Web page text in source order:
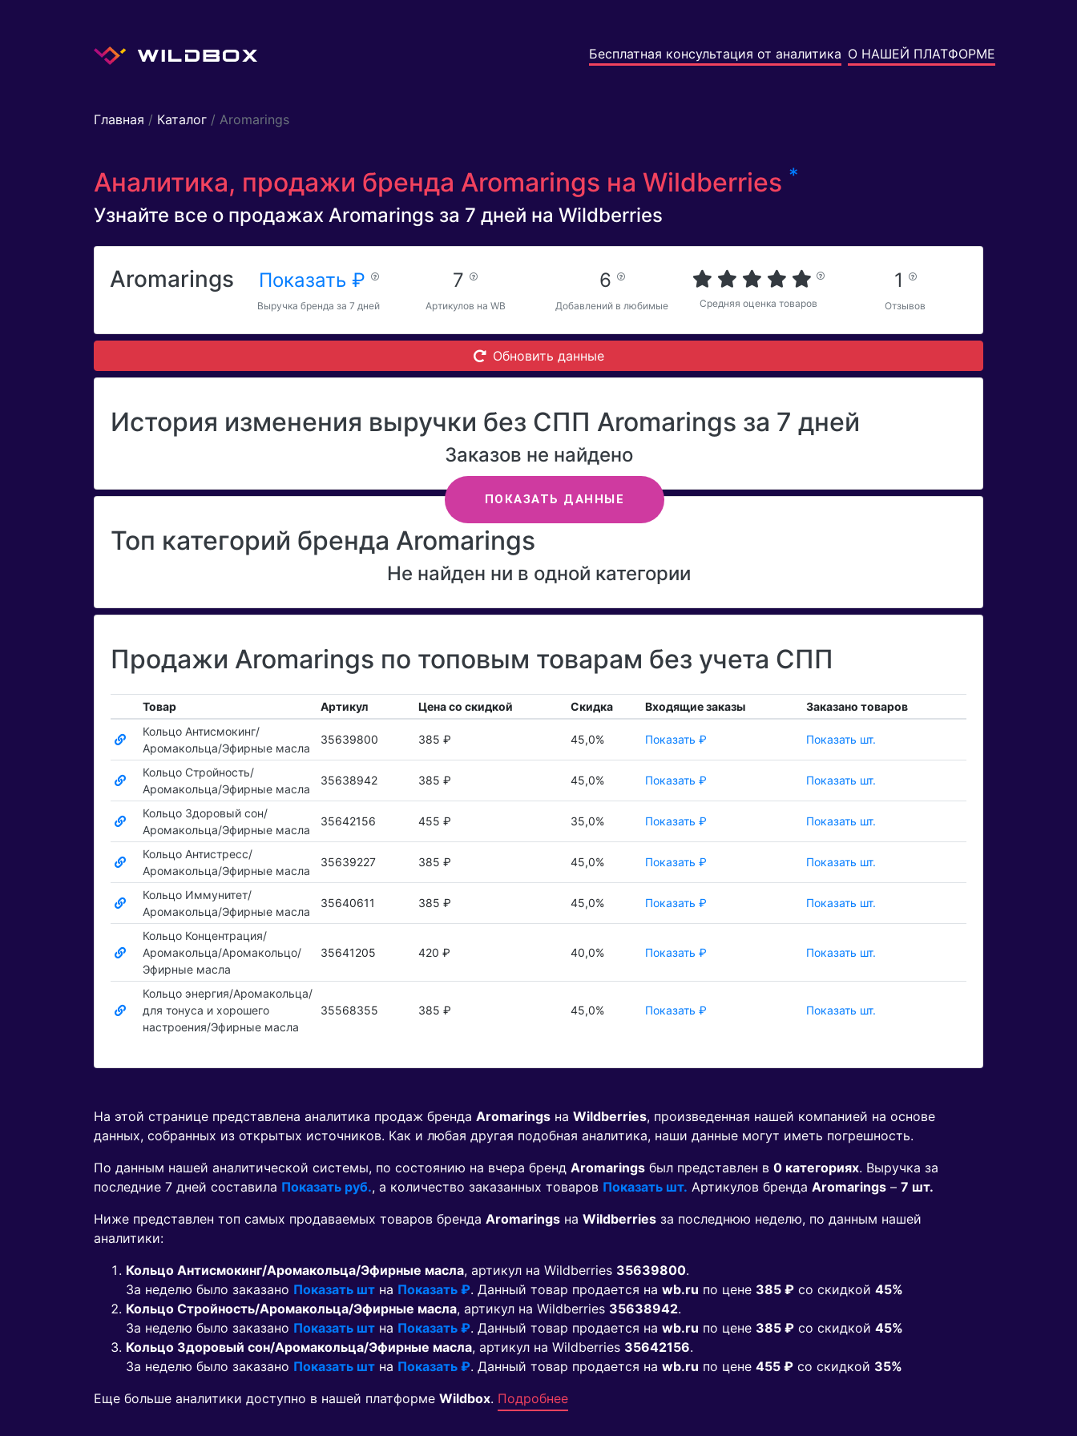
Бесплатная консультация от аналитика О НАШЕЙ ПЛАТФОРМЕ
Главная / Каталог / Aromarings
Аналитика, продажи бренда Aromarings на Wildberries *
Узнайте все о продажах Aromarings за 7 дней на Wildberries
Aromarings Показать ₽
Выручка бренда за 7 дней
7
Артикулов на WB
6
Добавлений в любимые Средняя оценка товаров
1
Отзывов
Обновить данные
История изменения выручки без СПП Aromarings за 7 дней
ПОКАЗАТЬ ДАННЫЕ
Заказов не найдено
Топ категорий бренда Aromarings
Не найден ни в одной категории
Продажи Aromarings по топовым товарам без учета СПП
Товар Артикул Цена со скидкой Скидка Входящие заказы
Заказано товаров
Кольцо Антисмокинг/
Аромакольца/Эфирные масла
35639800 385 ₽ 45,0% Показать ₽ Показать шт.
Кольцо Стройность/
Аромакольца/Эфирные масла
35638942 385 ₽ 45,0% Показать ₽ Показать шт.
Кольцо Здоровый сон/
Аромакольца/Эфирные масла
35642156 455 ₽ 35,0% Показать ₽ Показать шт.
Кольцо Антистресс/
Аромакольца/Эфирные масла
35639227 385 ₽ 45,0% Показать ₽ Показать шт.
Кольцо Иммунитет/
Аромакольца/Эфирные масла
35640611 385 ₽ 45,0% Показать ₽ Показать шт.
Кольцо Концентрация/
Аромакольца/Аромакольцо/
Эфирные масла
35641205 420 ₽ 40,0% Показать ₽ Показать шт.
Кольцо энергия/Аромакольца/
для тонуса и хорошего
настроения/Эфирные масла
35568355 385 ₽ 45,0% Показать ₽ Показать шт.
На этой странице представлена аналитика продаж бренда Aromarings на Wildberries, произведенная нашей компанией на основе
данных, собранных из открытых источников. Как и любая другая подобная аналитика, наши данные могут иметь погрешность.
По данным нашей аналитической системы, по состоянию на вчера бренд Aromarings был представлен в 0 категориях. Выручка за
последние 7 дней составила Показать руб., а количество заказанных товаров Показать шт. Артикулов бренда Aromarings – 7 шт.
Ниже представлен топ самых продаваемых товаров бренда Aromarings на Wildberries за последнюю неделю, по данным нашей
аналитики:
Кольцо Антисмокинг/Аромакольца/Эфирные масла, артикул на Wildberries 35639800.
За неделю было заказано Показать шт на Показать ₽. Данный товар продается на wb.ru по цене 385 ₽ co скидкой 45%
Кольцо Стройность/Аромакольца/Эфирные масла, артикул на Wildberries 35638942.
За неделю было заказано Показать шт на Показать ₽. Данный товар продается на wb.ru по цене 385 ₽ co скидкой 45%
Кольцо Здоровый сон/Аромакольца/Эфирные масла, артикул на Wildberries 35642156.
За неделю было заказано Показать шт на Показать ₽. Данный товар продается на wb.ru по цене 455 ₽ co скидкой 35%
Еще больше аналитики доступно в нашей платформе Wildbox. Подробнее